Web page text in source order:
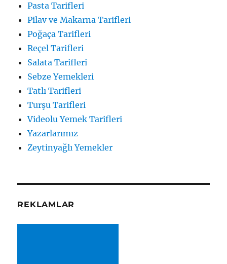
Pasta Tarifleri
Pilav ve Makarna Tarifleri
Poğaça Tarifleri
Reçel Tarifleri
Salata Tarifleri
Sebze Yemekleri
Tatlı Tarifleri
Turşu Tarifleri
Videolu Yemek Tarifleri
Yazarlarımız
Zeytinyağlı Yemekler
REKLAMLAR